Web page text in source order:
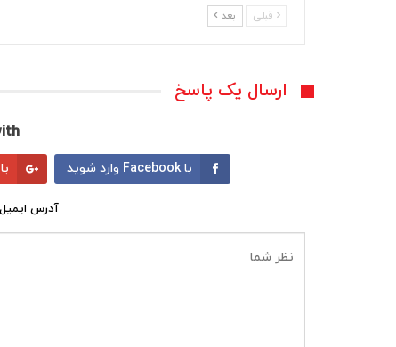
قبلی بعد
ارسال یک پاسخ
با Facebook وارد شوید با Google وارد شوید
آدرس